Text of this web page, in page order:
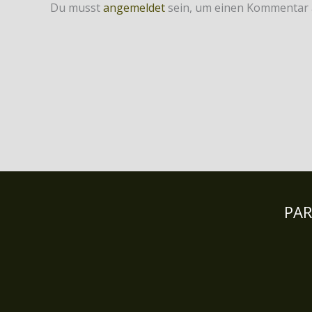
Du musstangemeldet sein, um einen Kommentar